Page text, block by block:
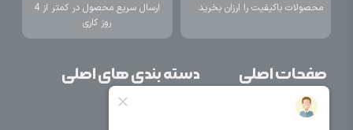
محصولات باکیفیت را ارزان بخرید
ارسال سریع محصول در کمتر از 4
روز کاری
صفحات اصلی
خانه
دسته بندی های اصلی